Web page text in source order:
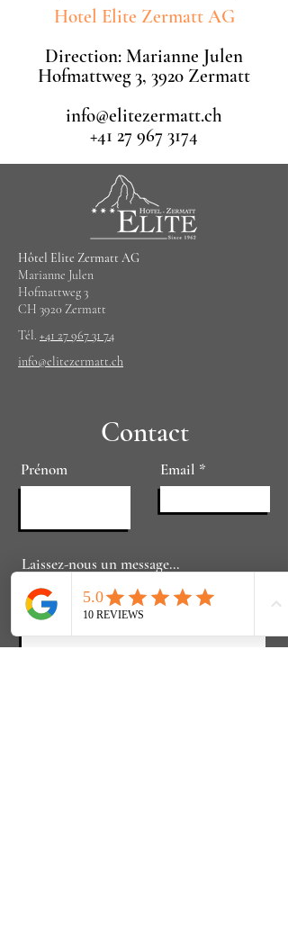
Hotel Elite Zermatt AG
Direction: Marianne Julen
Hofmattweg 3, 3920 Zermatt
info@elitezermatt.ch
+41 27 967 3174
Hôtel Elite Zermatt AG
Marianne Julen
Hofmattweg 3
CH 3920 Zermatt
Tél. +41 27 967 31 74
info@elitezermatt.ch
Contact
Prénom Email
Laissez-nous un message...